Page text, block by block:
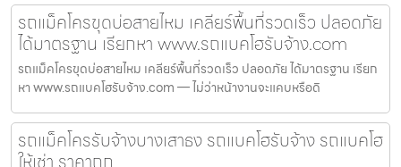
รถแม็คโครขุดบ่อสายไหม เคลียร์พื้นที่รวดเร็ว ปลอดภัย
ได้มาตรฐาน เรียกหา www.รถแบคโฮรับจ้าง.com
รถแม็คโครขุดบ่อสายไหม เคลียร์พื้นที่รวดเร็ว ปลอดภัย ได้มาตรฐาน เรียก
หา www.รถแบคโฮรับจ้าง.com — ไม่ว่าหน้างานจะแคบหรือดิ
รถแม็คโครรับจ้างบางเสาธง รถแบคโฮรับจ้าง รถแบคโฮ